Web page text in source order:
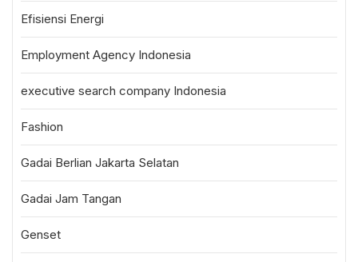
Efisiensi Energi
Employment Agency Indonesia
executive search company Indonesia
Fashion
Gadai Berlian Jakarta Selatan
Gadai Jam Tangan
Genset